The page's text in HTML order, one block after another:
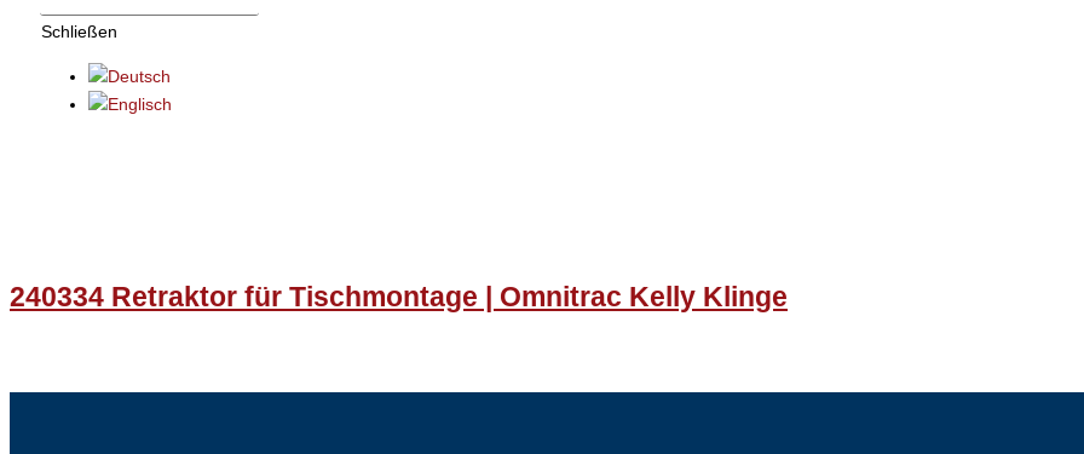
Schließen
240334 Retraktor für Tischmontage | Omnitrac Kelly Klinge